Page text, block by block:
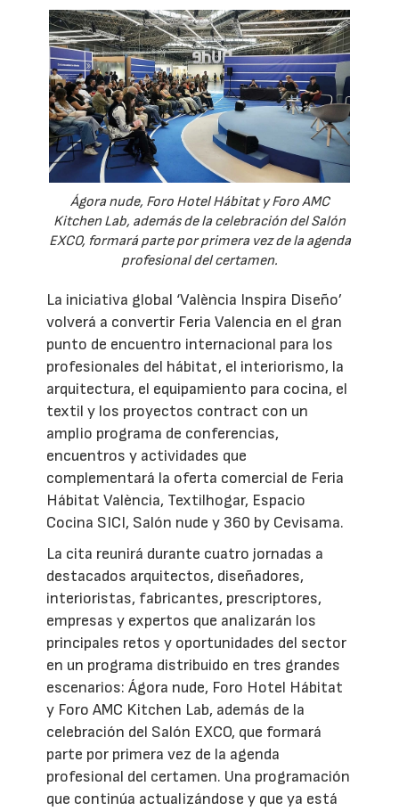
Ágora nude, Foro Hotel Hábitat y Foro AMC
Kitchen Lab, además de la celebración del Salón
EXCO, formará parte por primera vez de la agenda
profesional del certamen.
La iniciativa global ‘València Inspira Diseño’
volverá a convertir Feria Valencia en el gran
punto de encuentro internacional para los
profesionales del hábitat, el interiorismo, la
arquitectura, el equipamiento para cocina, el
textil y los proyectos contract con un
amplio programa de conferencias,
encuentros y actividades que
complementará la oferta comercial de Feria
Hábitat València, Textilhogar, Espacio
Cocina SICI, Salón nude y 360 by Cevisama.
La cita reunirá durante cuatro jornadas a
destacados arquitectos, diseñadores,
interioristas, fabricantes, prescriptores,
empresas y expertos que analizarán los
principales retos y oportunidades del sector
en un programa distribuido en tres grandes
escenarios: Ágora nude, Foro Hotel Hábitat
y Foro AMC Kitchen Lab, además de la
celebración del Salón EXCO, que formará
parte por primera vez de la agenda
profesional del certamen. Una programación
que continúa actualizándose y que ya está